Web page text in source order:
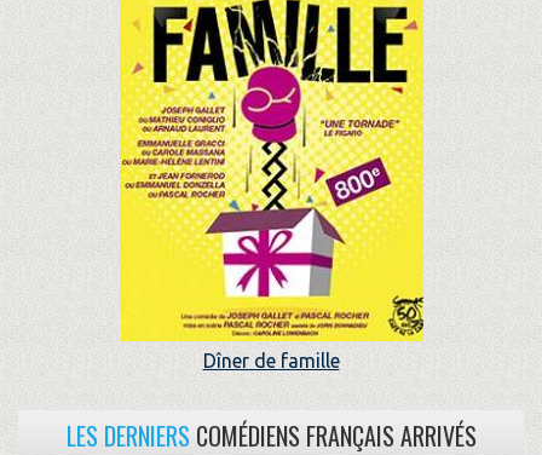
Dîner de famille
LES DERNIERS COMÉDIENS FRANÇAIS ARRIVÉS